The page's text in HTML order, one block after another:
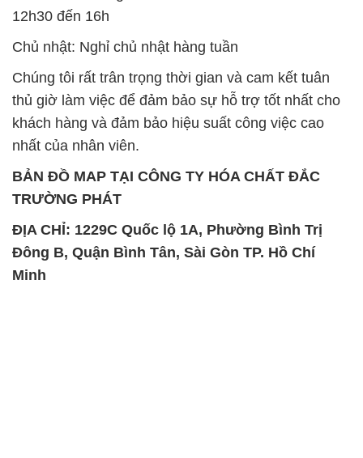
12h30 đến 16h
Chủ nhật: Nghỉ chủ nhật hàng tuần
Chúng tôi rất trân trọng thời gian và cam kết tuân
thủ giờ làm việc để đảm bảo sự hỗ trợ tốt nhất cho
khách hàng và đảm bảo hiệu suất công việc cao
nhất của nhân viên.
BẢN ĐỒ MAP TẠI CÔNG TY HÓA CHẤT ĐẮC
TRƯỜNG PHÁT
ĐỊA CHỈ: 1229C Quốc lộ 1A, Phường Bình Trị
Đông B, Quận Bình Tân, Sài Gòn TP. Hồ Chí
Minh